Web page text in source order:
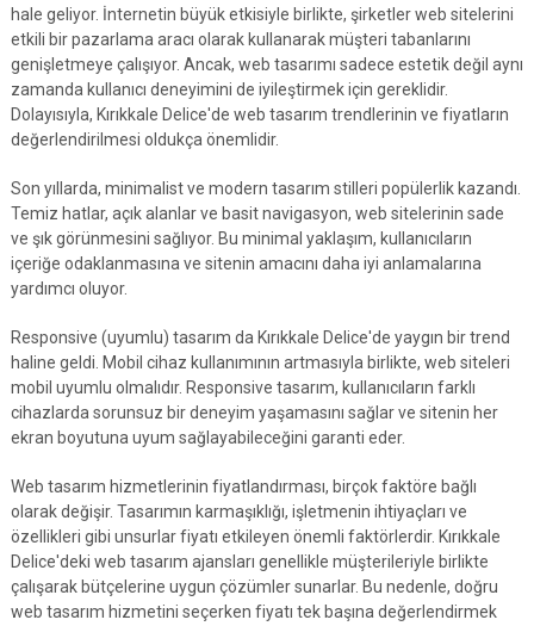
hale geliyor. İnternetin büyük etkisiyle birlikte, şirketler web sitelerini
etkili bir pazarlama aracı olarak kullanarak müşteri tabanlarını
genişletmeye çalışıyor. Ancak, web tasarımı sadece estetik değil aynı
zamanda kullanıcı deneyimini de iyileştirmek için gereklidir.
Dolayısıyla, Kırıkkale Delice'de web tasarım trendlerinin ve fiyatların
değerlendirilmesi oldukça önemlidir.
Son yıllarda, minimalist ve modern tasarım stilleri popülerlik kazandı.
Temiz hatlar, açık alanlar ve basit navigasyon, web sitelerinin sade
ve şık görünmesini sağlıyor. Bu minimal yaklaşım, kullanıcıların
içeriğe odaklanmasına ve sitenin amacını daha iyi anlamalarına
yardımcı oluyor.
Responsive (uyumlu) tasarım da Kırıkkale Delice'de yaygın bir trend
haline geldi. Mobil cihaz kullanımının artmasıyla birlikte, web siteleri
mobil uyumlu olmalıdır. Responsive tasarım, kullanıcıların farklı
cihazlarda sorunsuz bir deneyim yaşamasını sağlar ve sitenin her
ekran boyutuna uyum sağlayabileceğini garanti eder.
Web tasarım hizmetlerinin fiyatlandırması, birçok faktöre bağlı
olarak değişir. Tasarımın karmaşıklığı, işletmenin ihtiyaçları ve
özellikleri gibi unsurlar fiyatı etkileyen önemli faktörlerdir. Kırıkkale
Delice'deki web tasarım ajansları genellikle müşterileriyle birlikte
çalışarak bütçelerine uygun çözümler sunarlar. Bu nedenle, doğru
web tasarım hizmetini seçerken fiyatı tek başına değerlendirmek